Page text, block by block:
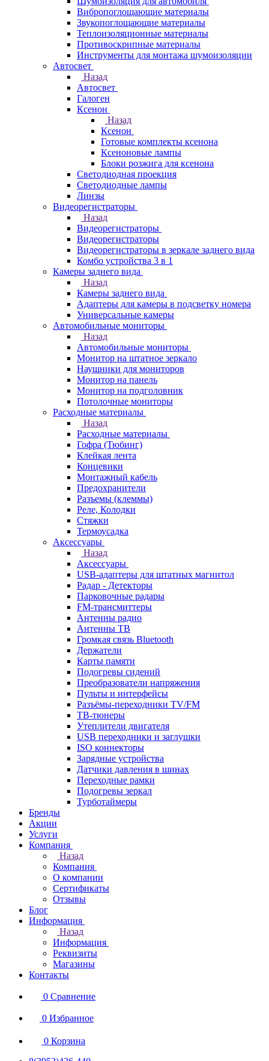
Вибропоглощающие материалы
Звукопоглощающие материалы
Теплоизоляционные материалы
Противоскрипные материалы
Инструменты для монтажа шумоизоляции
Автосвет
Назад
Автосвет
Галоген
Ксенон
Назад
Ксенон
Готовые комплекты ксенона
Ксеноновые лампы
Блоки розжига для ксенона
Светодиодная проекция
Светодиодные лампы
Линзы
Видеорегистраторы
Назад
Видеорегистраторы
Видеорегистраторы
Видеорегистраторы в зеркале заднего вида
Комбо устройства 3 в 1
Камеры заднего вида
Назад
Камеры заднего вида
Адаптеры для камеры в подсветку номера
Универсальные камеры
Автомобильные мониторы
Назад
Автомобильные мониторы
Монитор на штатное зеркало
Наушники для мониторов
Монитор на панель
Монитор на подголовник
Потолочные мониторы
Расходные материалы
Назад
Расходные материалы
Гофра (Тюбинг)
Клейкая лента
Концевики
Монтажный кабель
Предохранители
Разъемы (клеммы)
Реле, Колодки
Стяжки
Термоусадка
Аксессуары
Назад
Аксессуары
USB-адаптеры для штатных магнитол
Радар - Детекторы
Парковочные радары
FM-трансмиттеры
Антенны радио
Антенны ТВ
Громкая связь Bluetooth
Держатели
Карты памяти
Подогревы сидений
Преобразователи напряжения
Пульты и интерфейсы
Разъёмы-переходники TV/FM
ТВ-тюнеры
Утеплители двигателя
USB переходники и заглушки
ISO коннекторы
Зарядные устройства
Датчики давления в шинах
Переходные рамки
Подогревы зеркал
Турботаймеры
Бренды
Акции
Услуги
Компания
Назад
Компания
О компании
Сертификаты
Отзывы
Блог
Информация
Назад
Информация
Реквизиты
Магазины
Контакты
0 Сравнение
0 Избранное
0 Корзина